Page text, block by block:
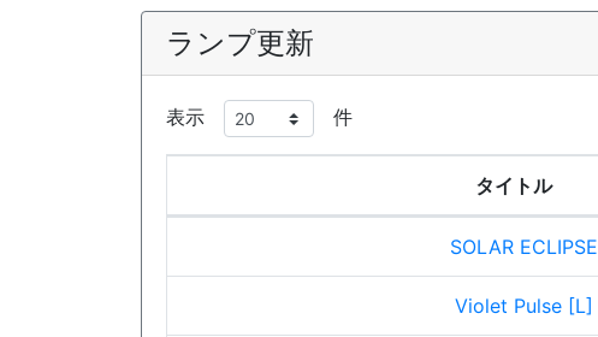
ランプ更新
表示 件
タイトル
SOLAR ECLIPSE
Violet Pulse [L]